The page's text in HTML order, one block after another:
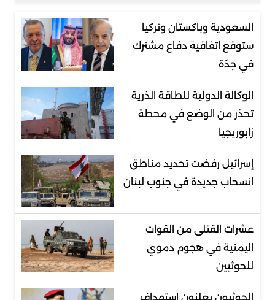
السعودية وباكستان وتركيا
ستوقع اتفاقية دفاع مشترك
في جدّة
الوكالة الدولية للطاقة الذرية
تحذر من الوضع في محطة
زابوريجيا
إسرائيل رفضت تحديد مناطق
انسحاب جديدة في جنوب لبنان
عشرات القتلى من القوات
اليمنية في هجوم دموي
للحوثيين
الحوثيون يعلنون استهداف